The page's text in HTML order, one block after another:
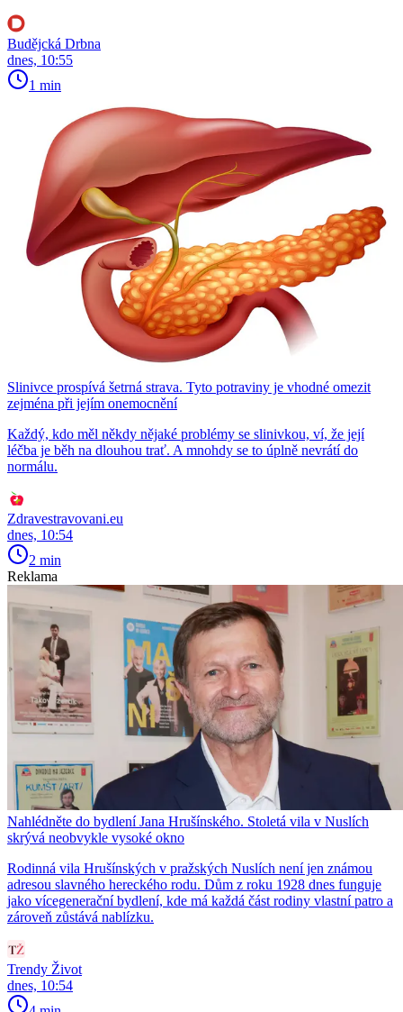
Budějcká Drbna
dnes, 10:55
1 min
Slinivce prospívá šetrná strava. Tyto potraviny je vhodné omezit
zejména při jejím onemocnění
Každý, kdo měl někdy nějaké problémy se slinivkou, ví, že její
léčba je běh na dlouhou trať. A mnohdy se to úplně nevrátí do
normálu.
Zdravestravovani.eu
dnes, 10:54
2 min
Reklama
Nahlédněte do bydlení Jana Hrušínského. Stoletá vila v Nuslích
skrývá neobvykle vysoké okno
Rodinná vila Hrušínských v pražských Nuslích není jen známou
adresou slavného hereckého rodu. Dům z roku 1928 dnes funguje
jako vícegenerační bydlení, kde má každá část rodiny vlastní patro a
zároveň zůstává nablízku.
Trendy Život
dnes, 10:54